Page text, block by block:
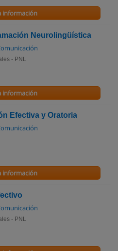
información
Neurolingüística
- PNL
información
Efectiva y Oratoria
información
- PNL